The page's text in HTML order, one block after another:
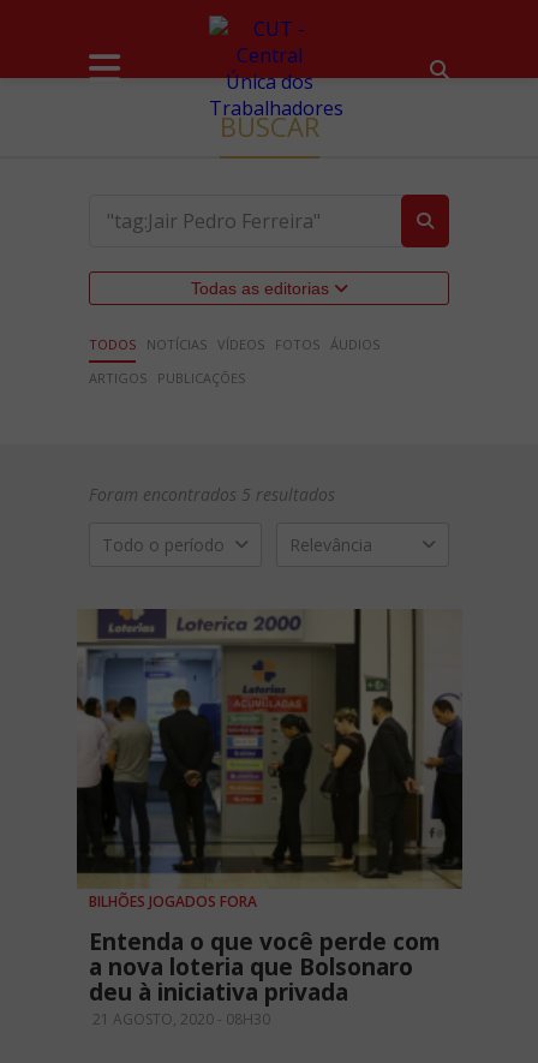
BUSCAR
Todas as editorias
TODOS NOTÍCIAS VÍDEOS FOTOS ÁUDIOS
ARTIGOS
PUBLICAÇÕES
Foram encontrados 5 resultados
Todo o período Relevância
BILHÕES JOGADOS FORA
Entenda o que você perde com
a nova loteria que Bolsonaro
deu à iniciativa privada
21 AGOSTO, 2020 - 08H30